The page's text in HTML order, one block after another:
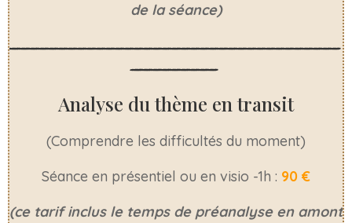
de la séance)
___________________________________
_________
Analyse du thème en transit
(Comprendre les difficultés du moment)
Séance en présentiel ou en visio -1h : 90 €
(ce tarif inclus le temps de préanalyse en amont